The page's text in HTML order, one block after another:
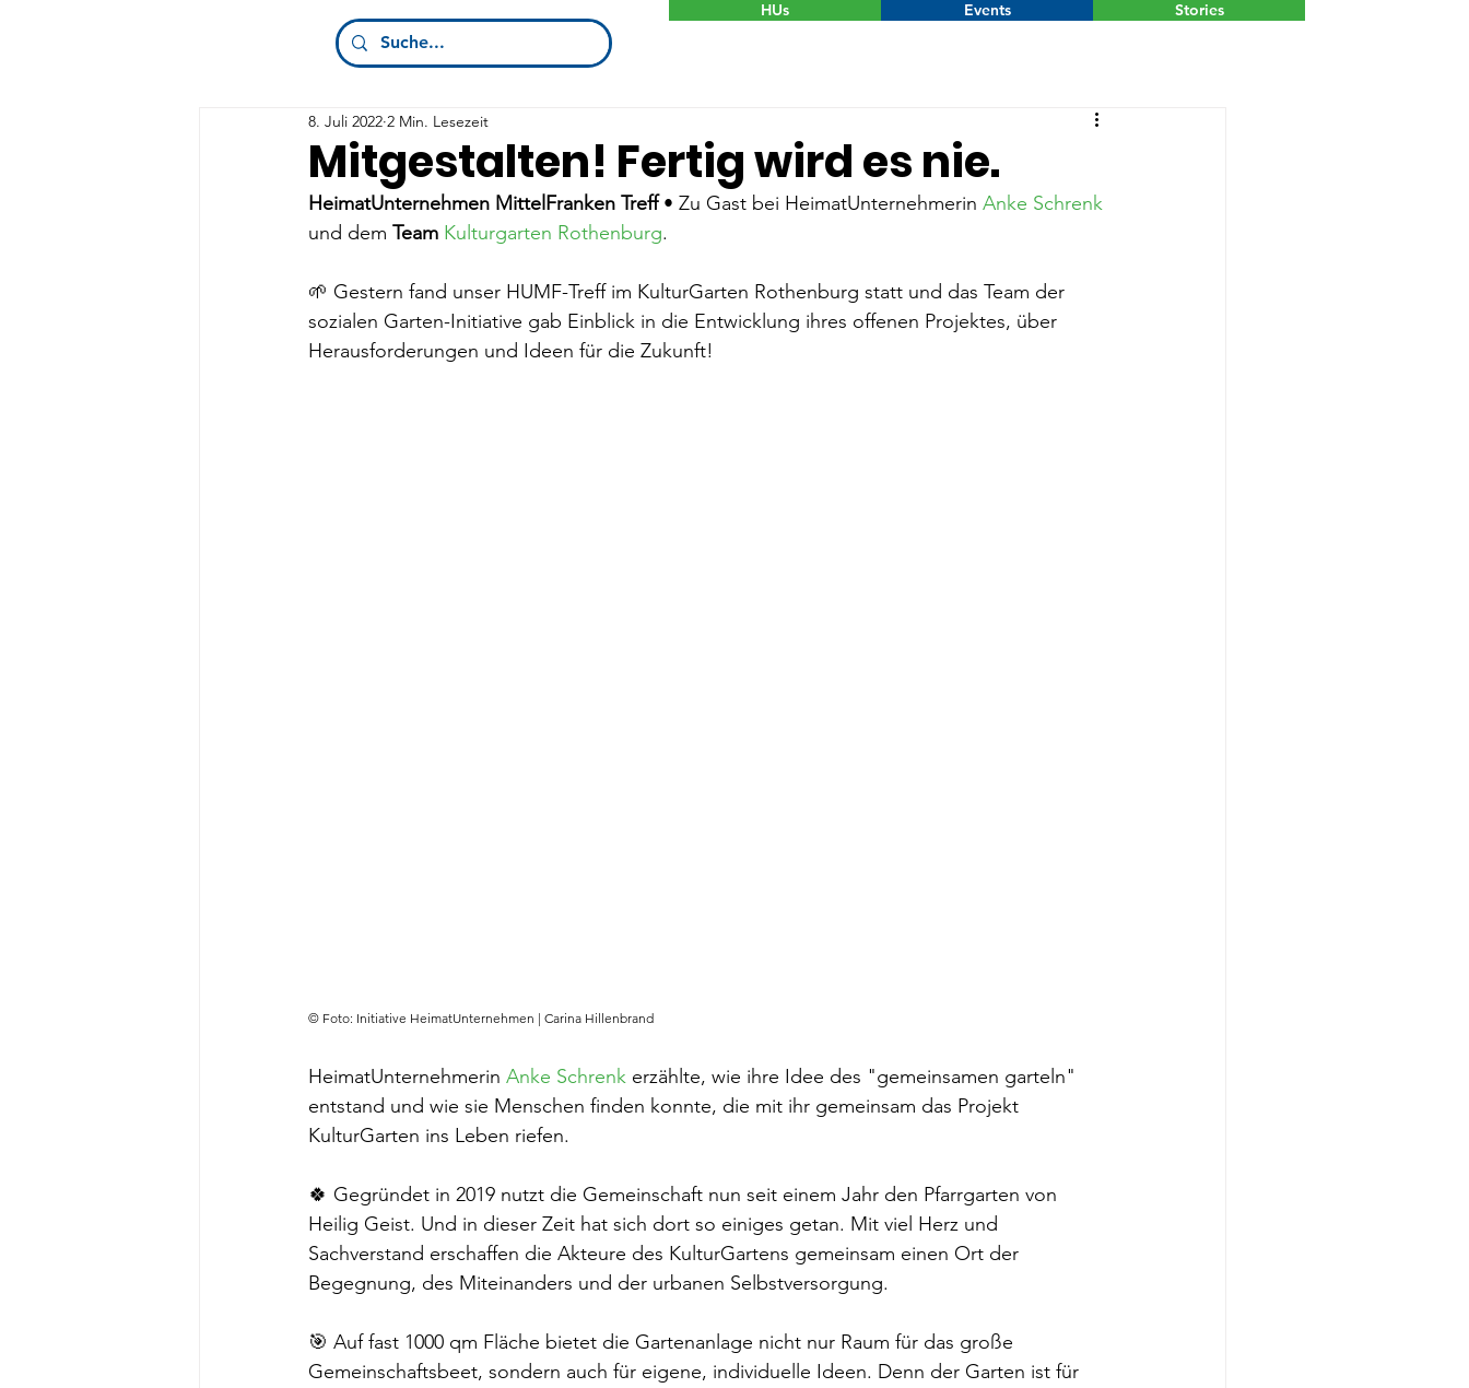
HUs Events Stories
Mitgestalten! Fertig wird es nie.
8. Juli 2022 2 Min. Lesezeit
HeimatUnternehmen MittelFranken Treff • Zu Gast bei HeimatUnternehmerin Anke Schrenk
und dem Team Kulturgarten Rothenburg.
🌱 Gestern fand unser HUMF-Treff im KulturGarten Rothenburg statt und das Team der
sozialen Garten-Initiative gab Einblick in die Entwicklung ihres offenen Projektes, über
Herausforderungen und Ideen für die Zukunft!
© Foto: Initiative HeimatUnternehmen | Carina Hillenbrand
HeimatUnternehmerin Anke Schrenk erzählte, wie ihre Idee des "gemeinsamen garteln"
entstand und wie sie Menschen finden konnte, die mit ihr gemeinsam das Projekt
KulturGarten ins Leben riefen.
🍀 Gegründet in 2019 nutzt die Gemeinschaft nun seit einem Jahr den Pfarrgarten von
Heilig Geist. Und in dieser Zeit hat sich dort so einiges getan. Mit viel Herz und
Sachverstand erschaffen die Akteure des KulturGartens gemeinsam einen Ort der
Begegnung, des Miteinanders und der urbanen Selbstversorgung.
🎯 Auf fast 1000 qm Fläche bietet die Gartenanlage nicht nur Raum für das große
Gemeinschaftsbeet, sondern auch für eigene, individuelle Ideen. Denn der Garten ist für